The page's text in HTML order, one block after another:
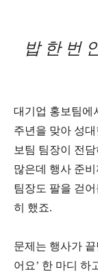
밥 한 번
대기업 홍보팀에
주년을 맞아 성
보팀 팀장이 전
많은데 행사 준
팀장도 팔을 걷
히 했죠.
문제는 행사가
어요’ 한 마디 하